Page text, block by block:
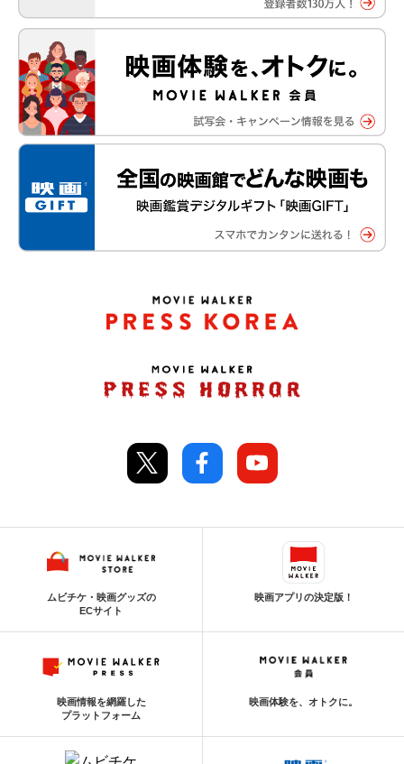
ムビチケ・映画グッズの
ECサイト
映画アプリの決定版！
映画情報を網羅した
プラットフォーム
映画体験を、オトクに。